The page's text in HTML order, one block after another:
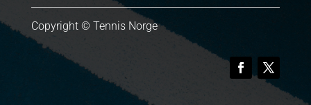
Copyright © Tennis Norge